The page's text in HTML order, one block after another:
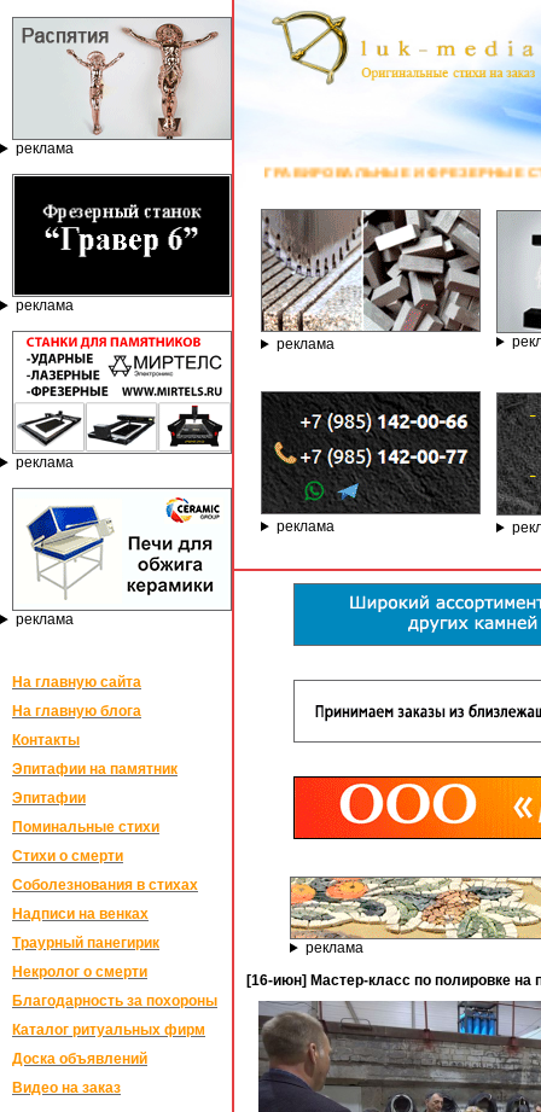
реклама
реклама
реклама
реклама
На главную сайта
На главную блога
Контакты
Эпитафии на памятник
Эпитафии
Поминальные стихи
Стихи о смерти
Соболезнования в стихах
Надписи на венках
Траурный панегирик
Некролог о смерти
Благодарность за похороны
Каталог ритуальных фирм
Доска объявлений
Видео на заказ
ГРАВИРОВАЛЬНЫЕ И ФРЕЗЕРНЫЕ СТАНКИ ПО КАМНЮ ОТ
реклама
реклама
реклама
[16-июн] Мастер-класс по полировке